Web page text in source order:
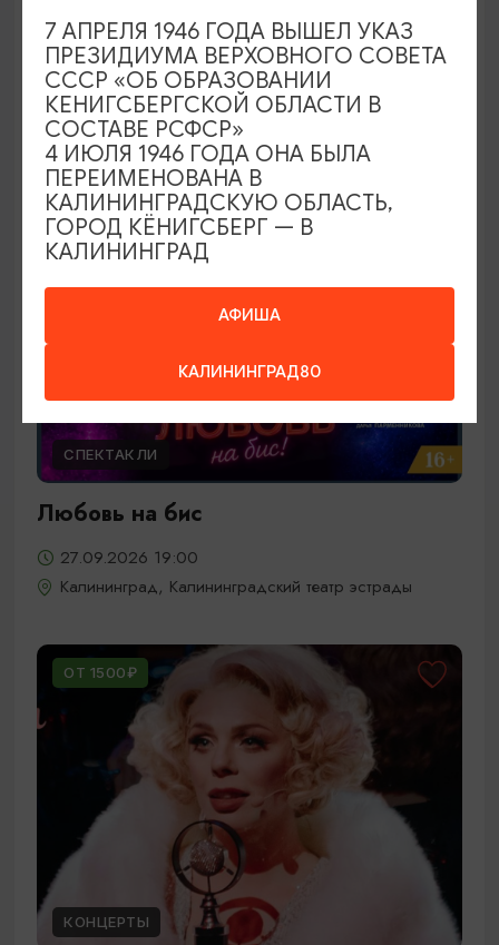
Скрипка, орган, рояль
26.09.2026 18:00
Калининград, Калининградская областная
филармония им. Е.Ф. Светланова
ОТ 1800₽
СПЕКТАКЛИ
Любовь на бис
27.09.2026 19:00
Калининград, Калининградский театр эстрады
ОТ 1500₽
КОНЦЕРТЫ
АФИША
КАЛИНИНГРАД80
7 АПРЕЛЯ 1946 ГОДА ВЫШЕЛ УКАЗ
ПРЕЗИДИУМА ВЕРХОВНОГО СОВЕТА
СССР «ОБ ОБРАЗОВАНИИ
КЕНИГСБЕРГСКОЙ ОБЛАСТИ В
СОСТАВЕ РСФСР»
4 ИЮЛЯ 1946 ГОДА ОНА БЫЛА
ПЕРЕИМЕНОВАНА В
КАЛИНИНГРАДСКУЮ ОБЛАСТЬ,
ГОРОД КЁНИГСБЕРГ — В
КАЛИНИНГРАД